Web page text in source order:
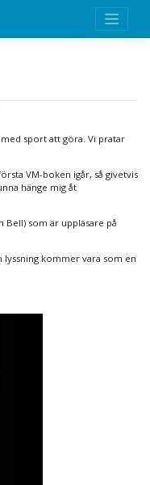
sport att göra. Vi pratar
VM-boken igår, så givetvis
hänge mig åt
Bell) som är uppläsare på
lyssning kommer vara som en